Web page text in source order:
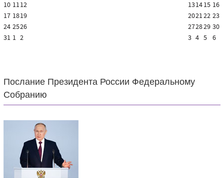
10 1112 131415 16
17 1819 202122 23
24 2526 272829 30
31 1 2 3 4 5 6
Послание Президента России Федеральному
Собранию